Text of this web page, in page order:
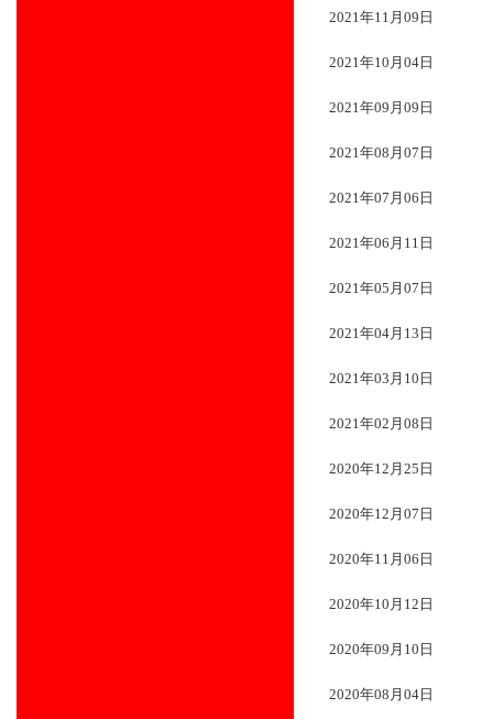
2021年11月09日
2021年10月04日
2021年09月09日
2021年08月07日
2021年07月06日
2021年06月11日
2021年05月07日
2021年04月13日
2021年03月10日
2021年02月08日
2020年12月25日
2020年12月07日
2020年11月06日
2020年10月12日
2020年09月10日
2020年08月04日